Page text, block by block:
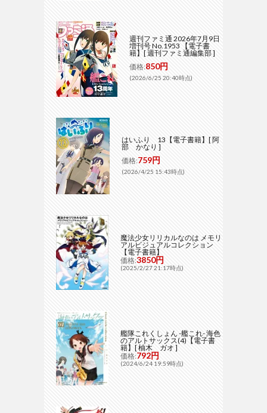
週刊ファミ通 2026年7月9日
増刊号 No.1953 【電子書
籍】[ 週刊ファミ通編集部 ]
価格:850円
(2026/6/25 20:40時点)
はいふり 13【電子書籍】[ 阿
部 かなり ]
価格:759円
(2026/4/25 15:43時点)
魔法少女リリカルなのは メモリ
アルビジュアルコレクション
【電子書籍】
価格:3850円
(2025/2/27 21:17時点)
艦隊これくしょん -艦これ- 海色
のアルトサックス(4)【電子書
籍】[ 柚木 ガオ ]
価格:792円
(2024/6/24 19:59時点)